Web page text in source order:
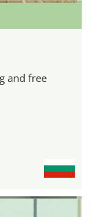
and free